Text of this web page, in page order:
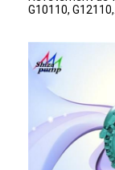
pompe
Pièces de
G10110, G12110,…